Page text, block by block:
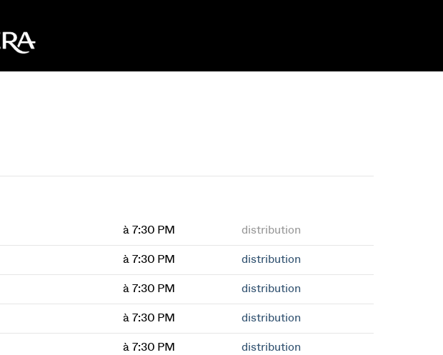
à 7:30 PM distribution
à 7:30 PM distribution
à 7:30 PM distribution
à 7:30 PM distribution
à 7:30 PM distribution